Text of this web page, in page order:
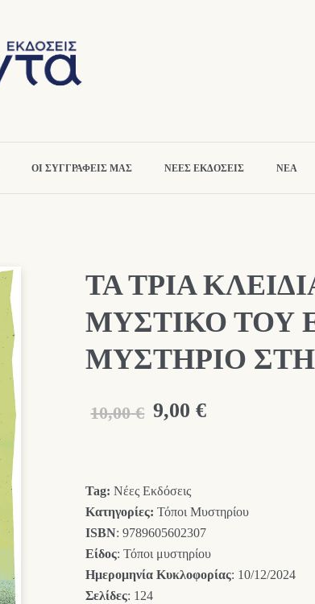
ΟΙ ΣΥΓΓΡΑΦΕΙΣ ΜΑΣ ΝΕΕΣ ΕΚΔΟΣΕΙΣ ΝΕΑ
ΤΑ ΤΡΙΑ
ΜΥΣΤΙΚΟ ΤΟΥ
ΜΥΣΤΗΡΙΟ
10,00 € Original
10,00 €.
9,00 €Η
είναι:
9,00 €.
Tag:Νέες Εκδόσεις
Κατηγορίες:Τόποι Μυστηρίου
ISBN: 9789605602307
Είδος: Τόποι μυστηρίου
Ημερομηνία Κυκλοφορίας: 10/12/2024
Σελίδες: 124